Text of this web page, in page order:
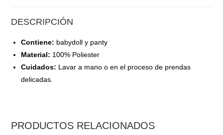
DESCRIPCIÓN
Contiene: babydoll y panty
Material: 100% Poliester
Cuidados: Lavar a mano o en el proceso de prendas
delicadas.
PRODUCTOS RELACIONADOS